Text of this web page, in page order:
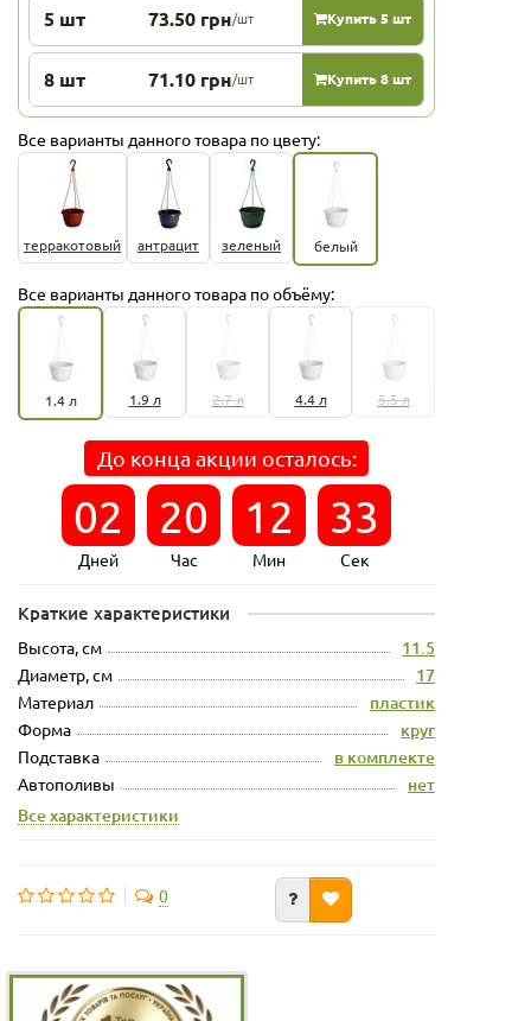
5 шт 73.50 грн/шт Купить 5 шт
8 шт 71.10 грн/шт Купить 8 шт
Все варианты данного товара по цвету:
терракотовый антрацит зеленый белый
Все варианты данного товара по объёму:
1.4 л 1.9 л 2.7 л 4.4 л 5.5 л
До конца акции осталось:
02
Дней
20
Час
12
Мин
32
Сек
Краткие характеристики
Высота, см 11.5
Диаметр, см 17
Материал пластик
Форма круг
Подставка в комплекте
Автополивы
нет
Все характеристики
0